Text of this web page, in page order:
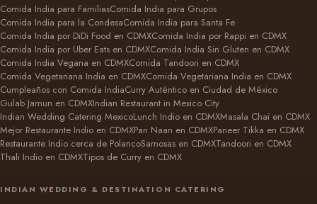
Comida India para FamiliasComida India para Grupos
Comida India para la CondesaComida India para Santa Fe
Comida India por DiDi Food en CDMXComida India por Rappi en CDMX
Comida India por Uber Eats en CDMXComida India Sin Gluten en CDMX
Comida India Vegana en CDMXComida Tandoori en CDMX
Comida Vegetariana India en CDMXComida Vegetariana India en CDMX
Cumpleaños con Comida IndiaCurry Auténtico en Ciudad de México
Gulab Jamun en CDMXIndian Restaurant in Mexico City
Indian Wedding Catering MexicoLunch Indio en CDMXMasala Chai en CDMX
Mejor Restaurante Indio en CDMXPan Naan en CDMXPaneer Tikka en CDMX
Restaurante Indio cerca de PolancoSamosas en CDMXTandoori en CDMX
Thali Indio en CDMXTipos de Curry en CDMX
INDIAN WEDDING & DESTINATION CATERING